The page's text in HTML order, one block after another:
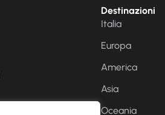
Destinazioni
Italia
Europa
America
Asia
Oceania